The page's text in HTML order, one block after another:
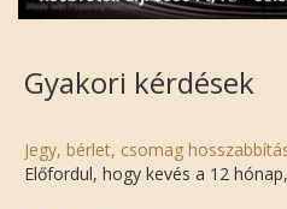
Gyakori kérdések
Jegy, bérlet, csomag
Előfordul, hogy kevés a 12